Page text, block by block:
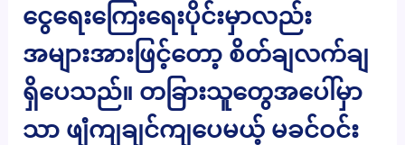
ငွေရေးကြေးရေးပိုင်းမှာလည်း
အများအားဖြင့်တော့ စိတ်ချလက်ချ
ရှိပေသည်။ တခြားသူတွေအပေါ်မှာ
သာ ဖျံကျချင်ကျပေမယ့် မခင်ဝင်း